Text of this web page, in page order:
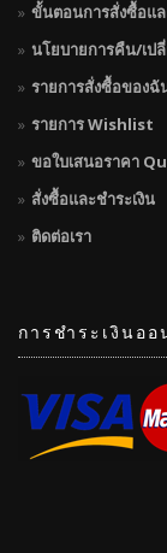
ขั้นตอนการสั่งซื้อแล
นโยบายการคืน/เป
รายการสั่งซื้อของฉั
รายการ Wishlist
ขอใบเสนอราคา
สั่งซื้อและชำระเงิน
ติดต่อเรา
การชำระเงินออ